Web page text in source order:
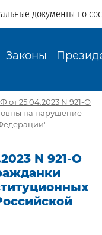
документы по
Законы
от 25.04.2023 N 921-О
на нарушение
N 921-О